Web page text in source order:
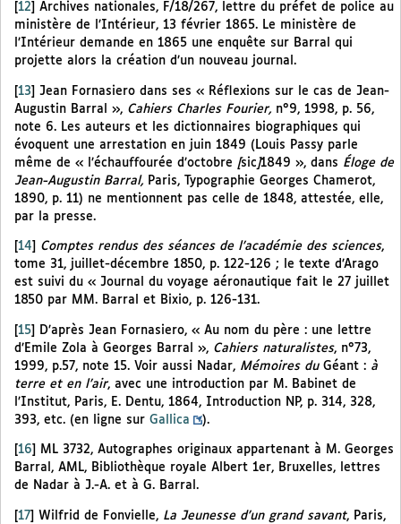
12
Archives nationales, F/18/267, lettre du préfet de police au
ministère de l’Intérieur, 13 février 1865. Le ministère de
l’Intérieur demande en 1865 une enquête sur Barral qui
projette alors la création d’un nouveau journal.
[13] Jean Fornasiero dans ses « Réflexions sur le cas de Jean-
Augustin Barral », Cahiers Charles Fourier, n°9, 1998, p. 56,
note 6. Les auteurs et les dictionnaires biographiques qui
évoquent une arrestation en juin 1849 (Louis Passy parle
même de « l’échauffourée d’octobre [sic ]1849 », dans Éloge de
Jean-Augustin Barral, Paris, Typographie Georges Chamerot,
1890, p. 11) ne mentionnent pas celle de 1848, attestée, elle,
par la presse.
14 Comptes rendus des séances de l’académie des sciences,
tome 31, juillet-décembre 1850, p. 122-126 ; le texte d’Arago
est suivi du « Journal du voyage aéronautique fait le 27 juillet
1850 par MM. Barral et Bixio, p. 126-131.
[15]
D’après Jean Fornasiero, « Au nom du père : une lettre
d’Emile Zola à Georges Barral », Cahiers naturalistes, n°73,
1999, p.57, note 15. Voir aussi Nadar, Mémoires du Géant : à
terre et en l’air, avec une introduction par M. Babinet de
l’Institut, Paris, E. Dentu, 1864, Introduction NP, p. 314, 328,
393, etc. (en ligne sur Gallica ).
16
ML 3732, Autographes originaux appartenant à M. Georges
Barral, AML, Bibliothèque royale Albert 1er, Bruxelles, lettres
de Nadar à J.-A. et à G. Barral.
17 Wilfrid de Fonvielle, La Jeunesse d’un grand savant, Paris,